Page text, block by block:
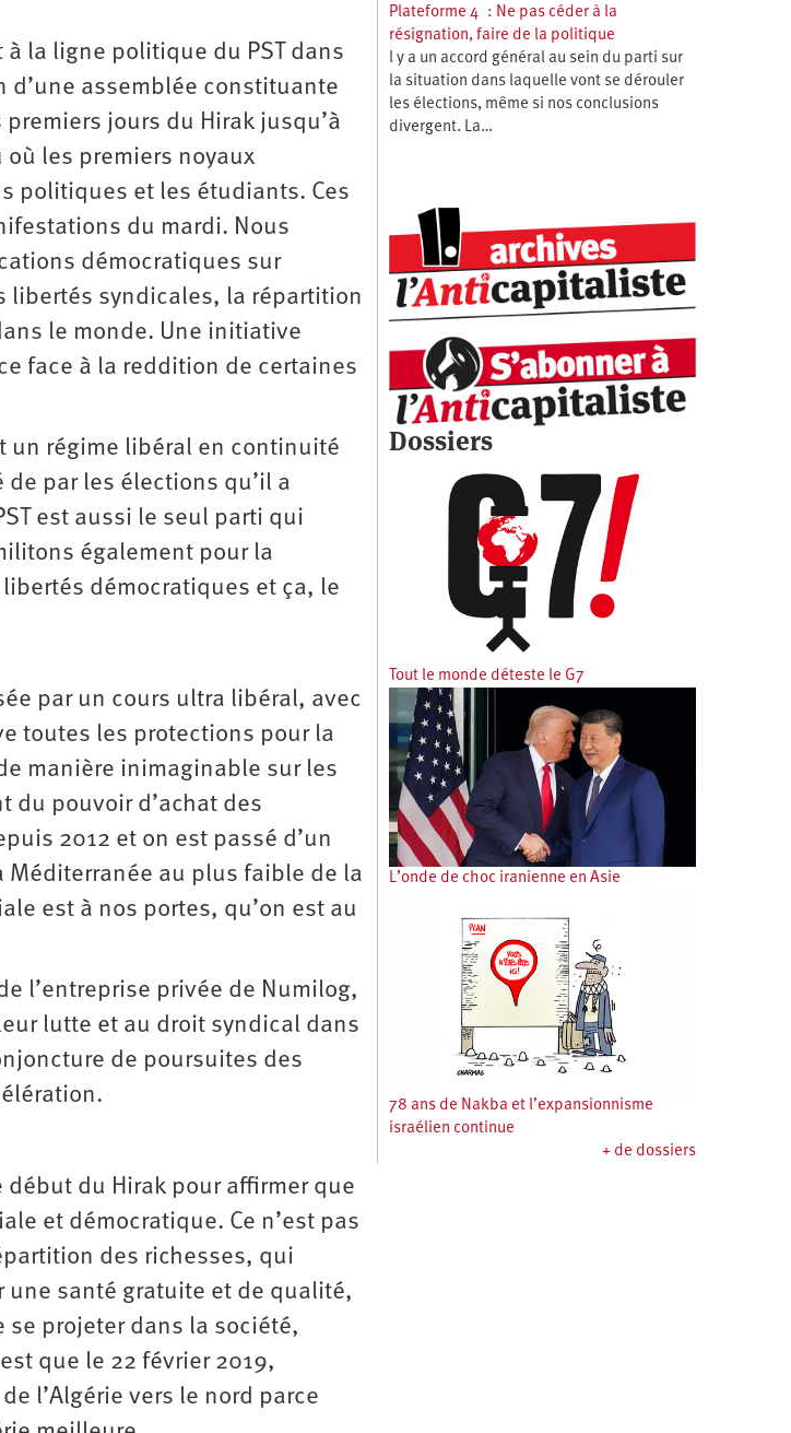
la ligne politique du PST dans
d’une assemblée constituante
jours du Hirak jusqu’à
où les premiers noyaux
politiques et les étudiants. Ces
du mardi. Nous
démocratiques sur
libertés syndicales, la répartition
le monde. Une initiative
face à la reddition de certaines
un régime libéral en continuité
par les élections qu’il a
est aussi le seul parti qui
également pour la
démocratiques et ça, le
par un cours ultra libéral, avec
toutes les protections pour la
manière inimaginable sur les
du pouvoir d’achat des
2012 et on est passé d’un
au plus faible de la
est à nos portes, qu’on est au
l’entreprise privée de Numilog,
lutte et au droit syndical dans
de poursuites des
du Hirak pour affirmer que
et démocratique. Ce n’est pas
des richesses, qui
une santé gratuite et de qualité,
projeter dans la société,
que le 22 février 2019,
l’Algérie vers le nord parce
Plateforme 4 : Ne pas céder à la
résignation, faire de la politique
l y a un accord général au sein du parti sur
la situation dans laquelle vont se dérouler
les élections, même si nos conclusions
divergent. La…
Dossiers
Tout le monde déteste le G7
L’onde de choc iranienne en Asie
78 ans de Nakba et l’expansionnisme
israélien continue
+ de dossiers